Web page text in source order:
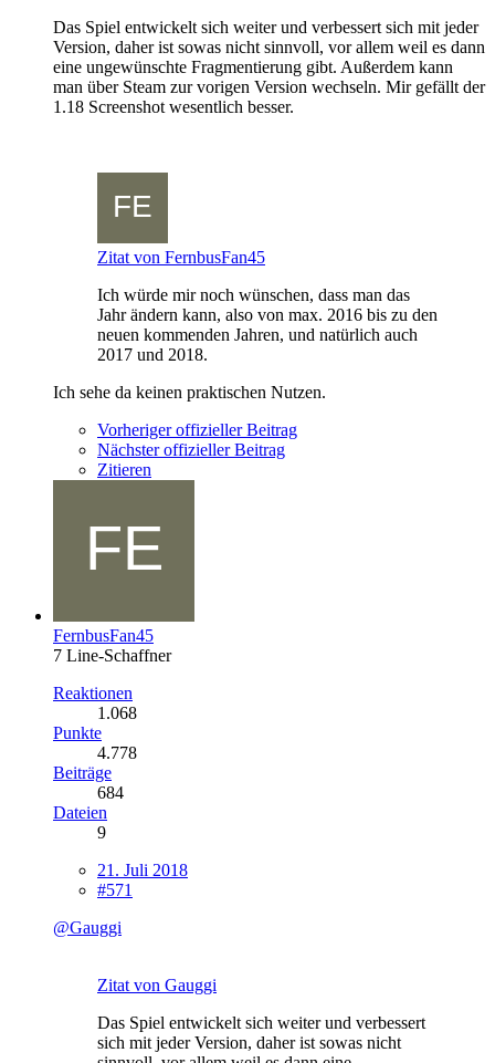
Das Spiel entwickelt sich weiter und verbessert sich mit jeder
Version, daher ist sowas nicht sinnvoll, vor allem weil es dann
eine ungewünschte Fragmentierung gibt. Außerdem kann
man über Steam zur vorigen Version wechseln. Mir gefällt der
1.18 Screenshot wesentlich besser.
Zitat von FernbusFan45
Ich würde mir noch wünschen, dass man das
Jahr ändern kann, also von max. 2016 bis zu den
neuen kommenden Jahren, und natürlich auch
2017 und 2018.
Ich sehe da keinen praktischen Nutzen.
Vorheriger offizieller Beitrag
Nächster offizieller Beitrag
Zitieren
FernbusFan45
7 Line-Schaffner
Reaktionen
1.068
Punkte
4.778
Beiträge
684
Dateien
9
21. Juli 2018
#571
@Gauggi
Zitat von Gauggi
Das Spiel entwickelt sich weiter und verbessert
sich mit jeder Version, daher ist sowas nicht